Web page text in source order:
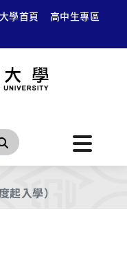
學首頁
高中生專區
搜尋
起入學）